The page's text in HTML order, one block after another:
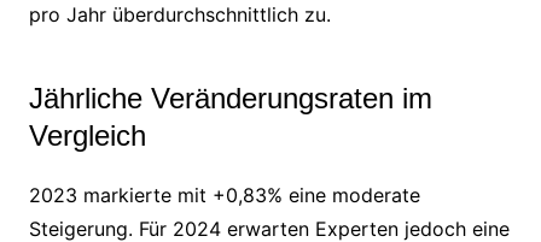
pro Jahr überdurchschnittlich zu.
Jährliche Veränderungsraten im
Vergleich
2023 markierte mit +0,83% eine moderate
Steigerung. Für 2024 erwarten Experten jedoch eine